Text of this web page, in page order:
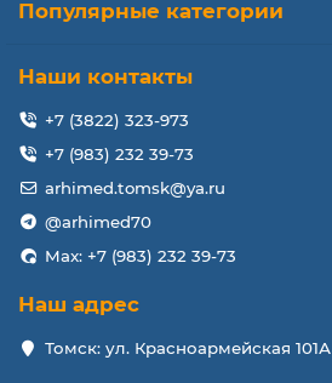
Популярные категории
Наши контакты
+7 (3822) 323-973
+7 (983) 232 39-73
arhimed.tomsk@ya.ru
@arhimed70
Max: +7 (983) 232 39-73
Наш адрес
Томск: ул. Красноармейская 101А